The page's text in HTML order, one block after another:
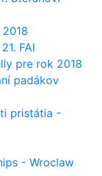
FAI
pre rok 2018
padákov
pristátia -
- Wroclaw